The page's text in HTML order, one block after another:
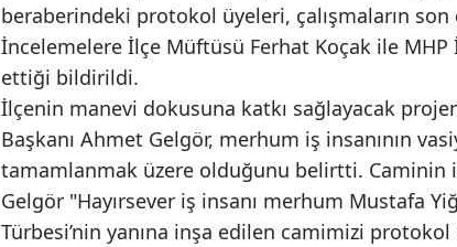
beraberindeki protokol üyeleri, çalışmaların
İncelemelere İlçe Müftüsü Ferhat Koçak ile MHP
ettiği bildirildi.
İlçenin manevi dokusuna katkı sağlayacak
Başkanı Ahmet Gelgör, merhum iş insanının
tamamlanmak üzere olduğunu belirtti. Caminin
Gelgör "Hayırsever iş insanı merhum Mustafa
Türbesi’nin yanına inşa edilen camimizi